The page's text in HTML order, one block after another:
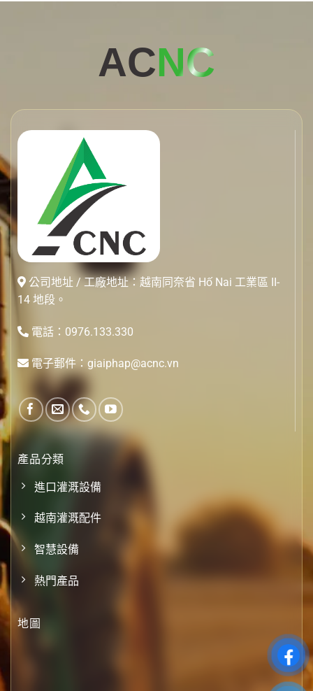
ACNC
公司地址 / 工廠地址：越南同奈省 Hố Nai 工業區 II-
14 地段。
電話：0976.133.330
電子郵件：giaiphap@acnc.vn
產品分類
進口灌溉設備
越南灌溉配件
智慧設備
熱門產品
地圖